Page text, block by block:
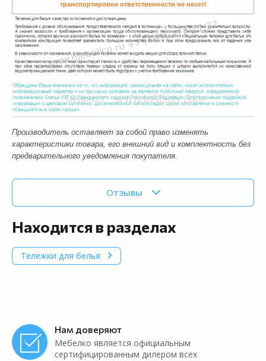
транспортировки ответственности не несет!
Производитель оставляет за собой право изменять
характеристики товара, его внешний вид и комплектность без
предварительного уведомления покупателя.
Отзывы
Находится в разделах
Тележки для белья
Нам доверяют
Мебелко является официальным
сертифицированным дилером всех